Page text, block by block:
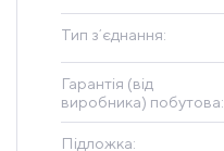
Тип зʼєднання:
Гарантія (від
виробника) побутова:
Підложка: